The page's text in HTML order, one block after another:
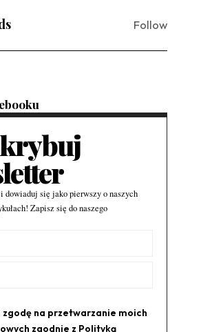
Follow
dowiaduj się jako pierwszy o naszych
Zapisz się do naszego
zgodę na przetwarzanie moich
zgodnie z Polityką